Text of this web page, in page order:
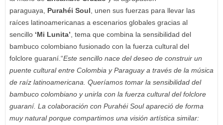
paraguaya, Purahéi Soul , unen sus fuerzas para llevar las
raíces latinoamericanas a escenarios globales gracias al
sencillo ‘Mi Lunita’ , tema que combina la sensibilidad del
bambuco colombiano fusionado con la fuerza cultural del
folclore guaraní.“Este sencillo nace del deseo de construir un
puente cultural entre Colombia y Paraguay a través de la música
de raíz latinoamericana. Queríamos tomar la sensibilidad del
bambuco colombiano y unirla con la fuerza cultural del folclore
guaraní. La colaboración con Purahéi Soul apareció de forma
muy natural porque compartimos una visión artística similar: